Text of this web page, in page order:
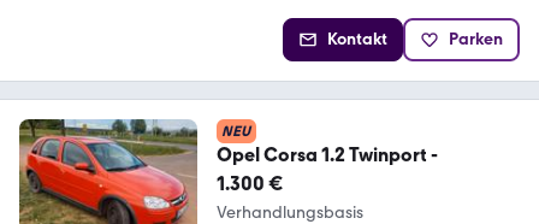
Kontakt Parken
NEU
Opel Corsa 1.2 Twinport -
1.300 €
Verhandlungsbasis